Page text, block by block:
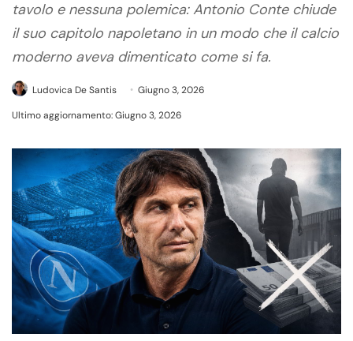
tavolo e nessuna polemica: Antonio Conte chiude
il suo capitolo napoletano in un modo che il calcio
moderno aveva dimenticato come si fa.
Ludovica De Santis
Giugno 3, 2026
Ultimo aggiornamento: Giugno 3, 2026